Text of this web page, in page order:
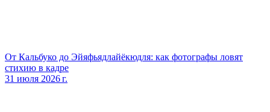
От Кальбуко до Эйяфьядлайёкюдля: как фотографы ловят
стихию в кадре
31 июля 2026 г.